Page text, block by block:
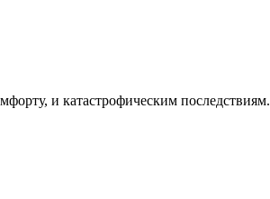
и катастрофическим последствиям.